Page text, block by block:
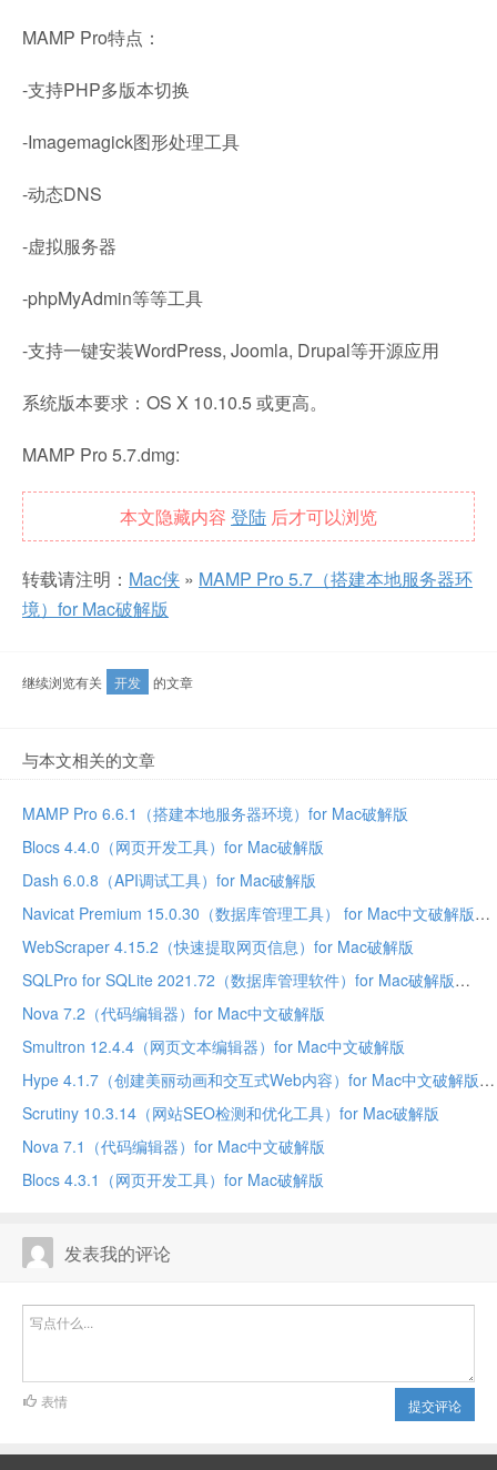
MAMP Pro特点：
-支持PHP多版本切换
-Imagemagick图形处理工具
-动态DNS
-虚拟服务器
-phpMyAdmin等等工具
-支持一键安装WordPress, Joomla, Drupal等开源应用
系统版本要求：OS X 10.10.5 或更高。
MAMP Pro 5.7.dmg:
本文隐藏内容 登陆 后才可以浏览
转载请注明： Mac侠 » MAMP Pro 5.7（搭建本地服务器环
境）for Mac破解版
继续浏览有关 开发 的文章
与本文相关的文章
MAMP Pro 6.6.1（搭建本地服务器环境）for Mac破解版
Blocs 4.4.0（网页开发工具）for Mac破解版
Dash 6.0.8（API调试工具）for Mac破解版
Navicat Premium 15.0.30（数据库管理工具） for Mac中文破解版
WebScraper 4.15.2（快速提取网页信息）for Mac破解版
SQLPro for SQLite 2021.72（数据库管理软件）for Mac破解版
Nova 7.2（代码编辑器）for Mac中文破解版
Smultron 12.4.4（网页文本编辑器）for Mac中文破解版
Hype 4.1.7（创建美丽动画和交互式Web内容）for Mac中文破解版
Scrutiny 10.3.14（网站SEO检测和优化工具）for Mac破解版
Nova 7.1（代码编辑器）for Mac中文破解版
Blocs 4.3.1（网页开发工具）for Mac破解版
发表我的评论
提交评论
表情